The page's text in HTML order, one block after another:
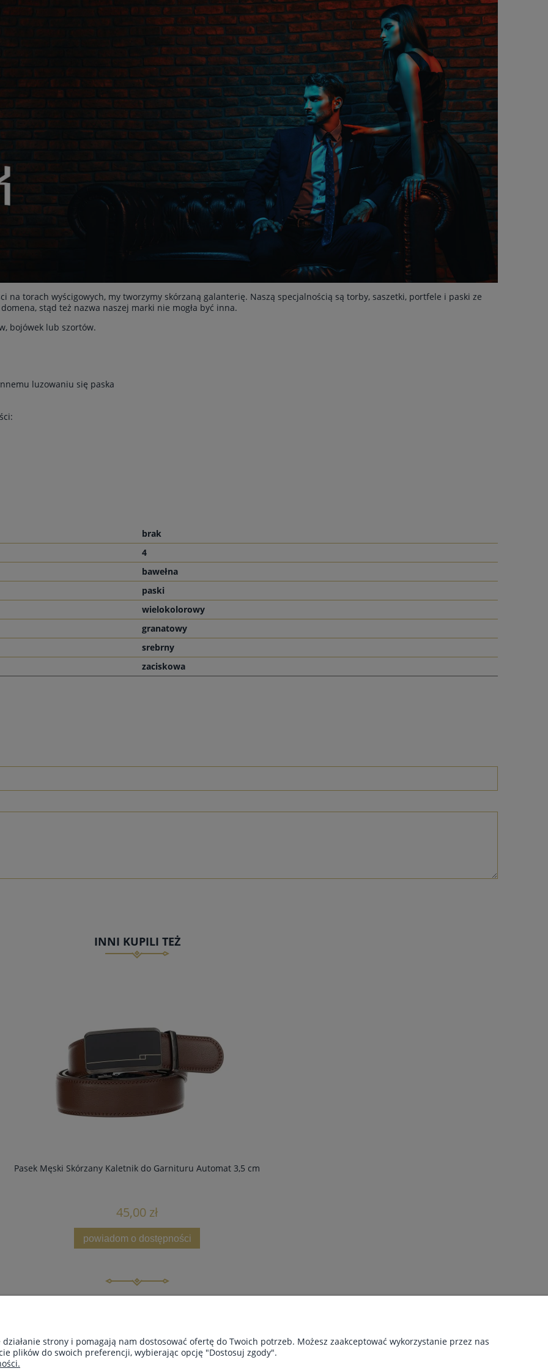
na torach wyścigowych, my tworzymy skórzaną galanterię. Naszą specjalnością są torby, saszetki, portfele i paski ze
stąd też nazwa naszej marki nie mogła być inna.
bojówek lub szortów.
luzowaniu się paska
brak
4
bawełna
paski
wielokolorowy
granatowy
srebrny
zaciskowa
INNI KUPILI TEŻ
Pasek Męski Skórzany Kaletnik do Garnituru Automat 3,5 cm
45,00 zł
powiadom o dostępności
FAQ
Polityka prywatności
O firmie
Certyfikaty
strony i pomagają nam dostosować ofertę do Twoich potrzeb. Możesz zaakceptować wykorzystanie przez nas
plików do swoich preferencji, wybierając opcję "Dostosuj zgody".